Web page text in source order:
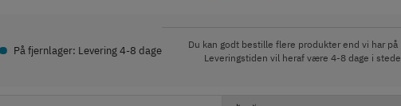
• På fjernlager: Levering 4-8 dage
Du kan godt bestille flere produkter end vi har på
Leveringstiden vil heraf være 4-8 dage i